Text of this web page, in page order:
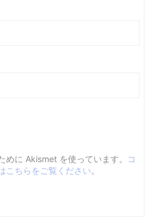
めに Akismet を使っています。
コ
こちらをご覧ください。